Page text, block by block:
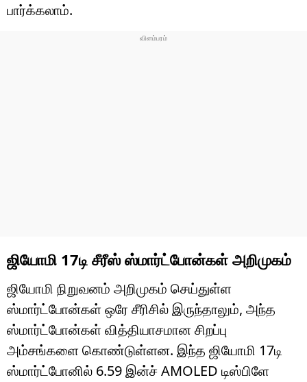
பார்க்கலாம்.
ஜியோமி 17டி சீரீஸ் ஸ்மார்ட்போன்கள் அறிமுகம்
ஜியோமி நிறுவனம் அறிமுகம் செய்துள்ள
ஸ்மார்ட்போன்கள் ஒரே சீரிசில் இருந்தாலும், அந்த
ஸ்மார்ட்போன்கள் வித்தியாசமான சிறப்பு
அம்சங்களை கொண்டுள்ளன. இந்த ஜியோமி 17டி
ஸ்மார்ட்போனில் 6.59 இன்ச் AMOLED டிஸ்பிளே